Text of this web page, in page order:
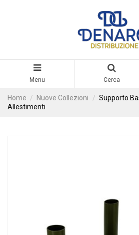
Menu Cerca
Home Nuove Collezioni
Supporto
Allestimenti